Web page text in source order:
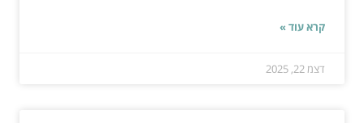
קרא עוד »
דצמ 22, 2025